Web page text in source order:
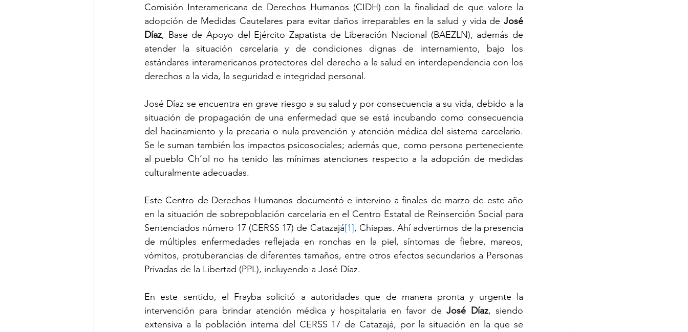
Comisión Interamericana de Derechos Humanos (CIDH) con la finalidad de que valore la
adopción de Medidas Cautelares para evitar daños irreparables en la salud y vida de José
Díaz, Base de Apoyo del Ejército Zapatista de Liberación Nacional (BAEZLN), además de
atender la situación carcelaria y de condiciones dignas de internamiento, bajo los
estándares interamericanos protectores del derecho a la salud en interdependencia con los
derechos a la vida, la seguridad e integridad personal.
José Díaz se encuentra en grave riesgo a su salud y por consecuencia a su vida, debido a la
situación de propagación de una enfermedad que se está incubando como consecuencia
del hacinamiento y la precaria o nula prevención y atención médica del sistema carcelario.
Se le suman también los impactos psicosociales; además que, como persona perteneciente
al pueblo Ch’ol no ha tenido las mínimas atenciones respecto a la adopción de medidas
culturalmente adecuadas.
Este Centro de Derechos Humanos documentó e intervino a finales de marzo de este año
en la situación de sobrepoblación carcelaria en el Centro Estatal de Reinserción Social para
Sentenciados número 17 (CERSS 17) de Catazajá[1], Chiapas. Ahí advertimos de la presencia
de múltiples enfermedades reflejada en ronchas en la piel, síntomas de fiebre, mareos,
vómitos, protuberancias de diferentes tamaños, entre otros efectos secundarios a Personas
Privadas de la Libertad (PPL), incluyendo a José Díaz.
En este sentido, el Frayba solicitó a autoridades que de manera pronta y urgente la
intervención para brindar atención médica y hospitalaria en favor de José Díaz, siendo
extensiva a la población interna del CERSS 17 de Catazajá, por la situación en la que se